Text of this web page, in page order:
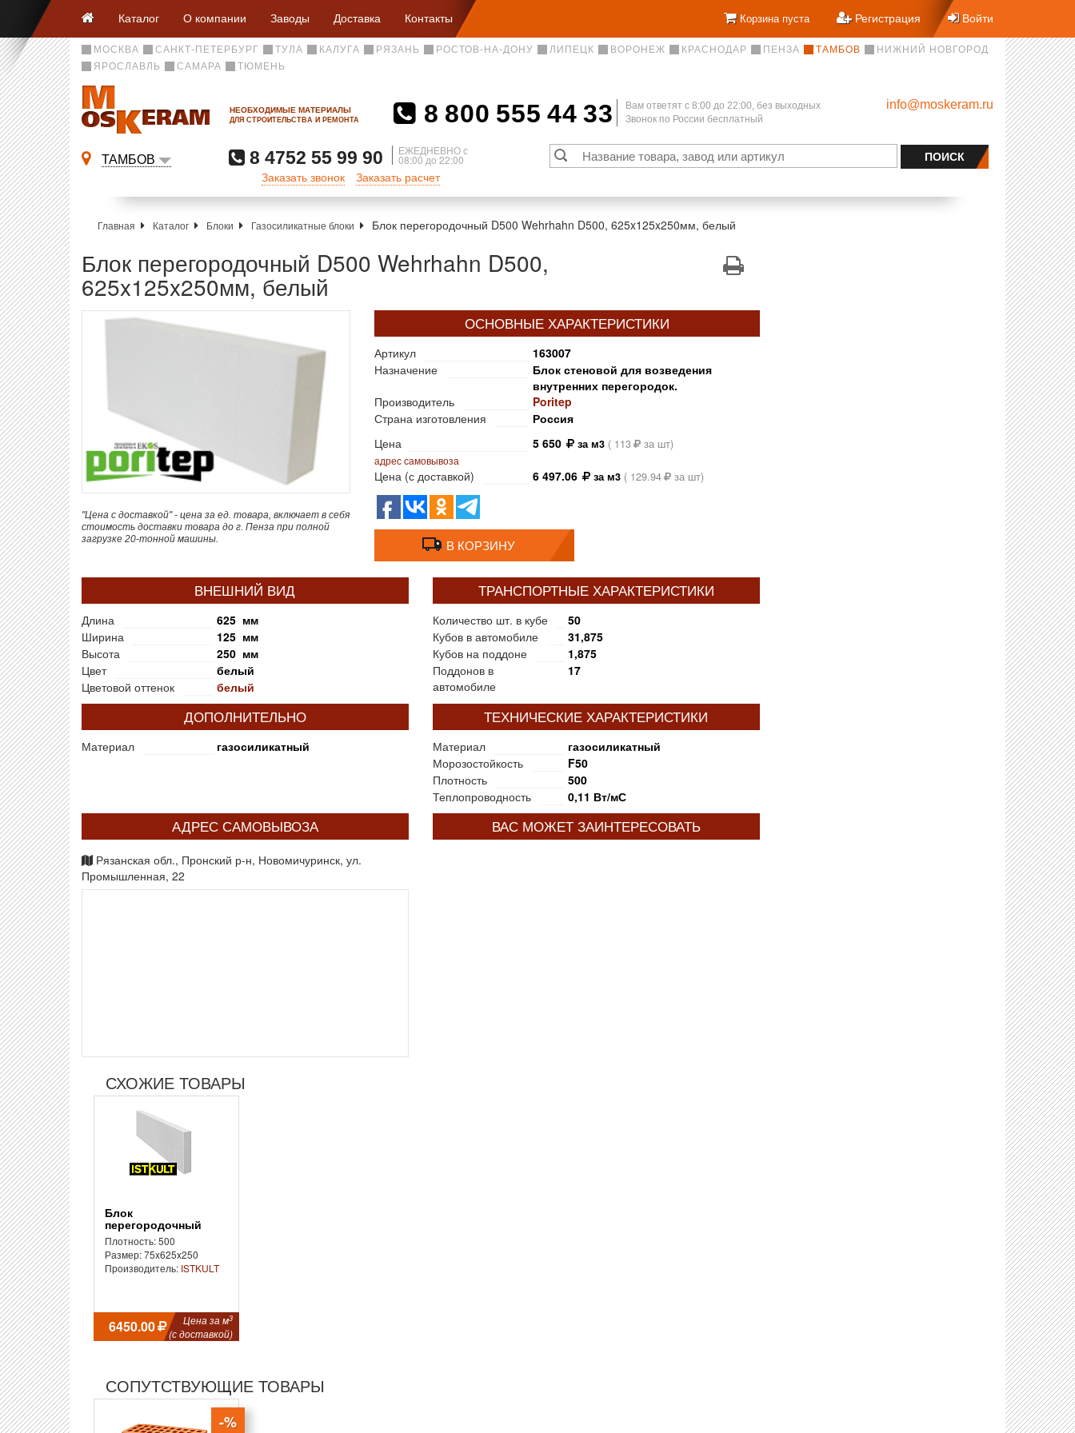
Каталог О компании Заводы Доставка Контакты Корзина пуста Регистрация Войти
МОСКВА САНКТ-ПЕТЕРБУРГ ТУЛА КАЛУГА РЯЗАНЬ РОСТОВ-НА-ДОНУ ЛИПЕЦК ВОРОНЕЖ КРАСНОДАР ПЕНЗА ТАМБОВ
НИЖНИЙ НОВГОРОД
ЯРОСЛАВЛЬ
САМАРА ТЮМЕНЬ
НЕОБХОДИМЫЕ МАТЕРИАЛЫ
ДЛЯ СТРОИТЕЛЬСТВА И РЕМОНТА 8 800 555 44 33
Вам ответят c 8:00 до 22:00, без выходных
Звонок по России бесплатный
info@moskeram.ru
ТАМБОВ 8 4752 55 99 90 ЕЖЕДНЕВНО с
08:00 до 22:00
Заказать звонок Заказать расчет
Главная Каталог Блоки Газосиликатные блоки Блок перегородочный D500 Wehrhahn D500, 625x125x250мм, белый
Блок перегородочный D500 Wehrhahn D500,
625x125x250мм, белый
"Цена с доставкой" - цена за ед. товара, включает в себя
стоимость доставки товара до г. Пенза при полной
загрузке 20-тонной машины.
ОСНОВНЫЕ ХАРАКТЕРИСТИКИ
Артикул
163007
Назначение
Блок стеновой для возведения
внутренних перегородок.
Производитель
Poritep
Страна изготовления
Россия
Цена
5 650 за м3 ( 113 за шт)
адрес самовывоза
Цена (с доставкой) 6 497.06 за м3 ( 129.94 за шт)
В КОРЗИНУ
ВНЕШНИЙ ВИД
Длина
625 мм
Ширина
125 мм
Высота
250 мм
Цвет
белый
Цветовой оттенок
белый
ТРАНСПОРТНЫЕ ХАРАКТЕРИСТИКИ
Количество шт. в кубе
50
Кубов в автомобиле
31,875
Кубов на поддоне
1,875
Поддонов в
автомобиле
17
ДОПОЛНИТЕЛЬНО
Материал газосиликатный
ТЕХНИЧЕСКИЕ ХАРАКТЕРИСТИКИ
Материал
газосиликатный
Морозостойкость
F50
Плотность
500
Теплопроводность
0,11 Вт/мС
АДРЕС САМОВЫВОЗА
Рязанская обл., Пронский р-н, Новомичуринск, ул.
Промышленная, 22
ВАС МОЖЕТ ЗАИНТЕРЕСОВАТЬ
СХОЖИЕ ТОВАРЫ
Блок
перегородочный
D500 ISTKULT
Плотность: 500
Размер: 75x625x250
Производитель: ISTKULT
6450.00 Цена за м3
(с доставкой)
СОПУТСТВУЮЩИЕ ТОВАРЫ
-%